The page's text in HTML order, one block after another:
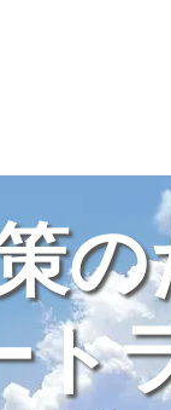
ト